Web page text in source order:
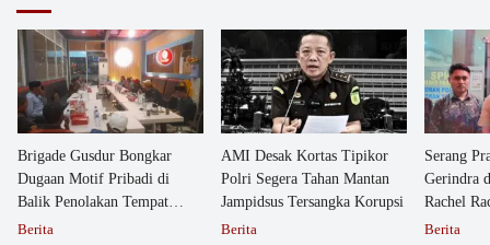
Brigade Gusdur Bongkar
Dugaan Motif Pribadi di
Balik Penolakan Tempat
Ibadah GKJW Bangil
Berita
AMI Desak Kortas Tipikor
Polri Segera Tahan Mantan
Jampidsus Tersangka Korupsi
Berita
Serang
Gerindra
Rachel
Berita